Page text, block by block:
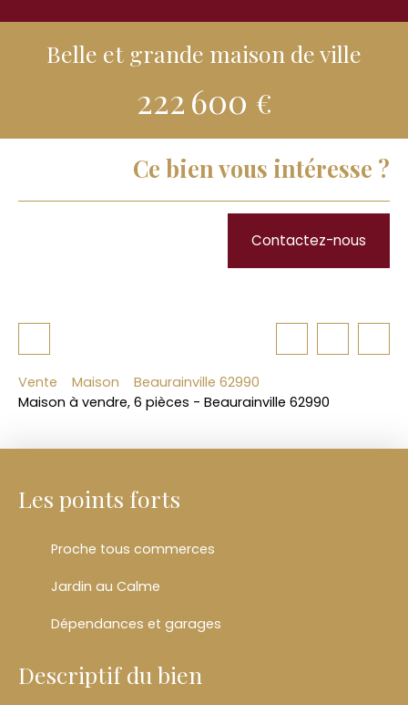
Belle et grande maison de ville
222 600 €
Ce bien vous intéresse ?
Contactez-nous
Vente Maison
Beaurainville 62990
Maison à vendre, 6 pièces - Beaurainville 62990
Les points forts
Proche tous commerces
Jardin au Calme
Dépendances et garages
Descriptif du bien